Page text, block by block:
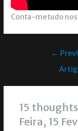
Conta-me tudo nos
←
15
Feira, 15